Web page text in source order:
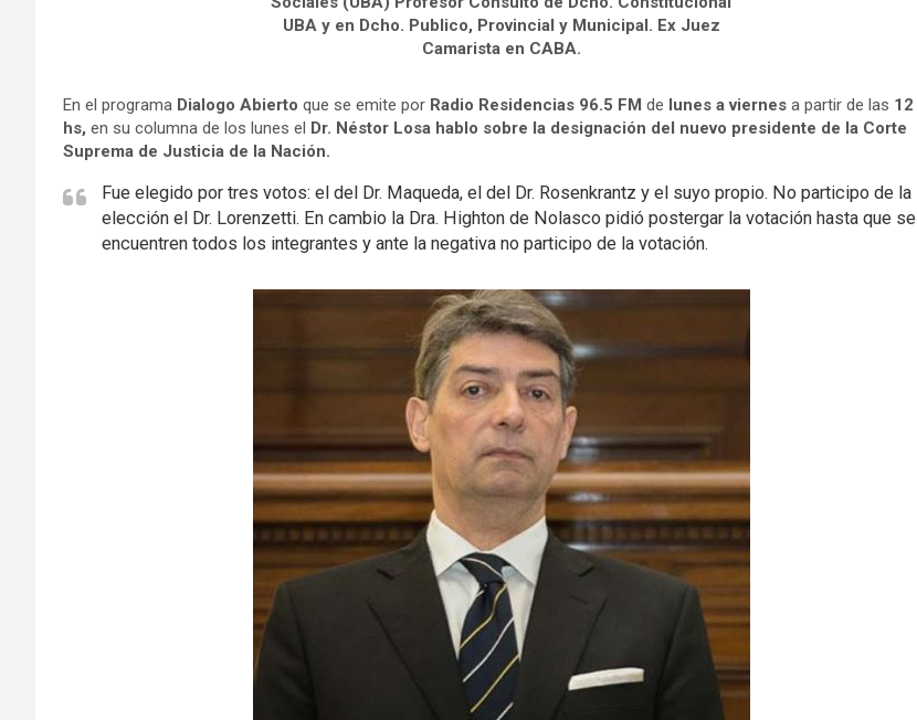
UBA y en Dcho. Publico, Provincial y Municipal. Ex Juez
Camarista en CABA.
En el programa Dialogo Abierto que se emite por Radio Residencias 96.5 FM de lunes a viernes a partir de las 12
hs, en su columna de los lunes el Dr. Néstor Losa hablo sobre la designación del nuevo presidente de la Corte
Suprema de Justicia de la Nación.
Fue elegido por tres votos: el del Dr. Maqueda, el del Dr. Rosenkrantz y el suyo propio. No participo de la
elección el Dr. Lorenzetti. En cambio la Dra. Highton de Nolasco pidió postergar la votación hasta que se
encuentren todos los integrantes y ante la negativa no participo de la votación.